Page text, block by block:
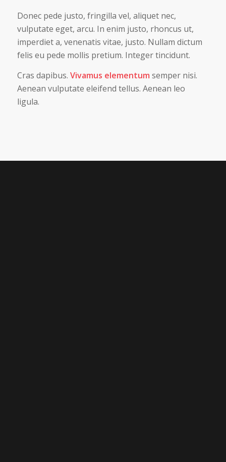
Donec pede justo, fringilla vel, aliquet nec,
vulputate eget, arcu. In enim justo, rhoncus ut,
imperdiet a, venenatis vitae, justo. Nullam dictum
felis eu pede mollis pretium. Integer tincidunt.
Cras dapibus. Vivamus elementum semper nisi.
Aenean vulputate eleifend tellus. Aenean leo
ligula.